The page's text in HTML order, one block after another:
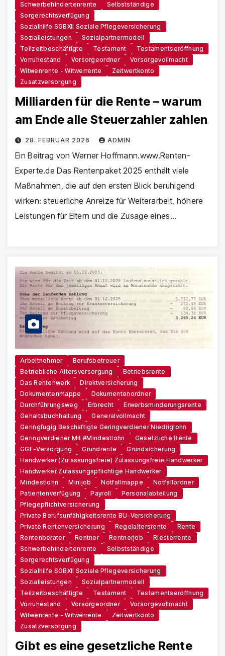
Schwerbehindertenrente
Selbstständige
Sorgerechtsverfügung
Sozialhilfe SGBXII Soziale Pflegeversicherung
Sozialleistungen
Sozialpartnermodell
Teilzeitbeschäftigte
Testament
Testamentseröffnung
Vorruhestand
Vorsorgeordner
Vorsorgevollmacht
Witwenrente - Witwerrente
Zeitwertkonto
Zusatzversorgung
Milliarden für die Rente – warum
am Ende alle Steuerzahler zahlen
28. FEBRUAR 2026 ADMIN
Ein Beitrag von Werner Hoffmann.www.Renten-
Experte.de Das Rentenpaket 2025 enthält viele
Maßnahmen, die auf den ersten Blick beruhigend
wirken: steuerliche Anreize für Weiterarbeit, höhere
Leistungen für Eltern und die Zusage eines…
Arbeitnehmer
Berufsbetreuer
Betriebliche Altersversorgung
Betriebsrente
Das Rentenwerk
Direktversicherung
Dokumentenmappe
Dokumentenordner
Durchführungsweg
Erbrecht
Erwerbsminderungsrente
Gehaltsbuchhaltung
Generalvollmacht
Geringfügig Beschäftigte Geringverdiener Niedriglohn
Geringverdiener Mit #Mindestlohn
Gesetzliche Rente
GGF-Versorgung
Grundrente
Grundsicherung
Handwerker (zulassungsfreie) Zulassungsfreie Handwerker
Handwerker Zulassungspflichtige Handwerker
Mindestlohn
Minijob Notfallmappe
Notfallordner
Patientenverfügung
Payroll
Personalabteilung
Pflegepflichtversicherung
Private Berufsunfähigkeitsrente BU-Versicherung
Private Rentenversicherung
Regelaltersrente
Rente
Rentenberater
Rentner Rentnerjob
Riesterrente
Schwerbehindertenrente
Selbstständige
Sorgerechtsverfügung
Sozialhilfe SGBXII Soziale Pflegeversicherung
Sozialleistungen
Sozialpartnermodell
Teilzeitbeschäftigte
Testament
Testamentseröffnung
Vorruhestand
Vorsorgeordner
Vorsorgevollmacht
Witwenrente - Witwerrente
Zeitwertkonto
Zusatzversorgung
Gibt es eine gesetzliche Rente